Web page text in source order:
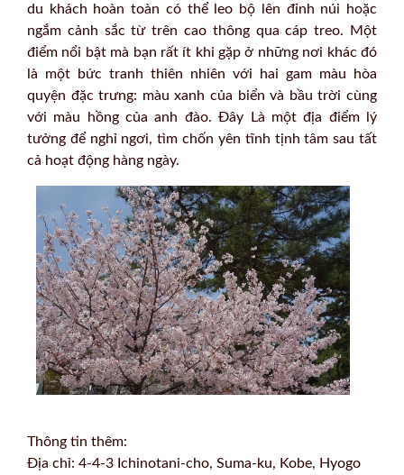
du khách hoàn toàn có thể leo bộ lên đỉnh núi hoặc
ngắm cảnh sắc từ trên cao thông qua cáp treo. Một
điểm nổi bật mà bạn rất ít khi gặp ở những nơi khác đó
là một bức tranh thiên nhiên với hai gam màu hòa
quyện đặc trưng: màu xanh của biển và bầu trời cùng
với màu hồng của anh đào. Đây Là một địa điểm lý
tưởng để nghỉ ngơi, tìm chốn yên tĩnh tịnh tâm sau tất
cả hoạt động hàng ngày.
Thông tin thêm:
Địa chỉ: 4-4-3 Ichinotani-cho, Suma-ku, Kobe, Hyogo